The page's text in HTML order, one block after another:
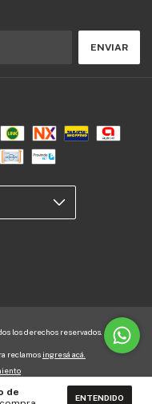
de
ENTENDIDO
los derechos reservados.
reclamos ingresá acá.